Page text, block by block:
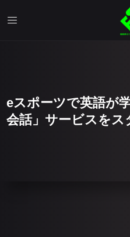
eスポーツで英語が
会話」サービスをス